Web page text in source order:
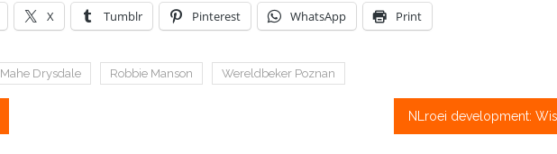
X Tumblr Pinterest WhatsApp Print
Mahe Drysdale Robbie Manson Wereldbeker Poznan